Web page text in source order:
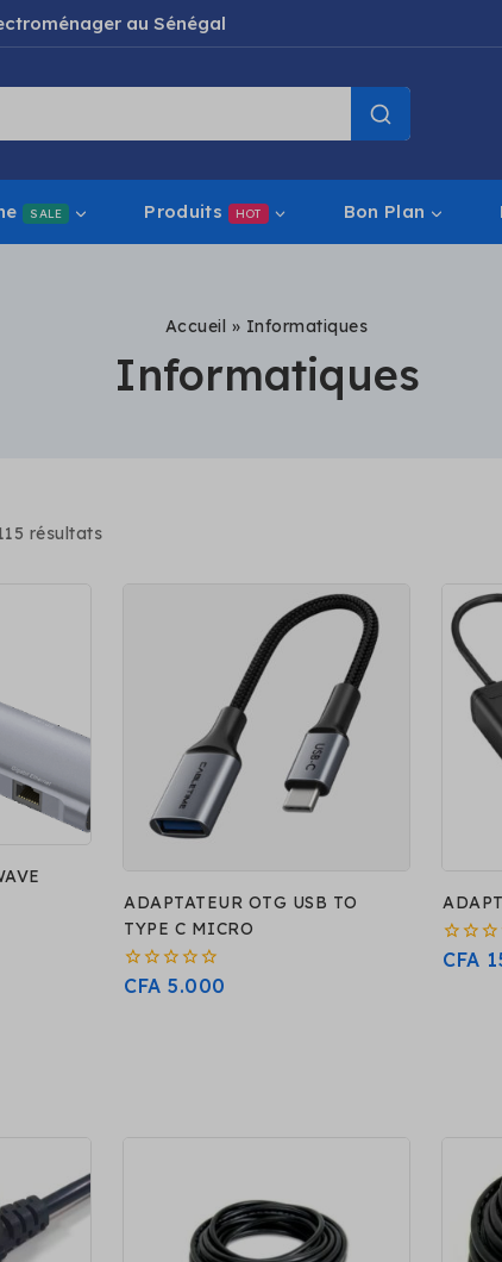
au Sénégal
SALE Produits HOT Bon Plan
Accueil » Informatiques
Informatiques
résultats
ADAPTATEUR OTG USB TO
TYPE C MICRO
0
CFA 5.000
0
CFA